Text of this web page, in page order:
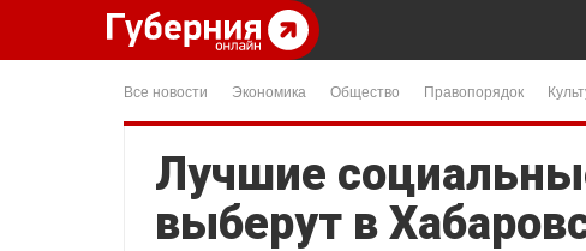
Все новости Экономика Общество Правопорядок
Лучшие
выберут в